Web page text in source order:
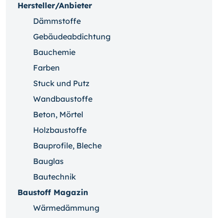
Hersteller/Anbieter
Dämmstoffe
Gebäudeabdichtung
Bauchemie
Farben
Stuck und Putz
Wandbaustoffe
Beton, Mörtel
Holzbaustoffe
Bauprofile, Bleche
Bauglas
Bautechnik
Baustoff Magazin
Wärmedämmung